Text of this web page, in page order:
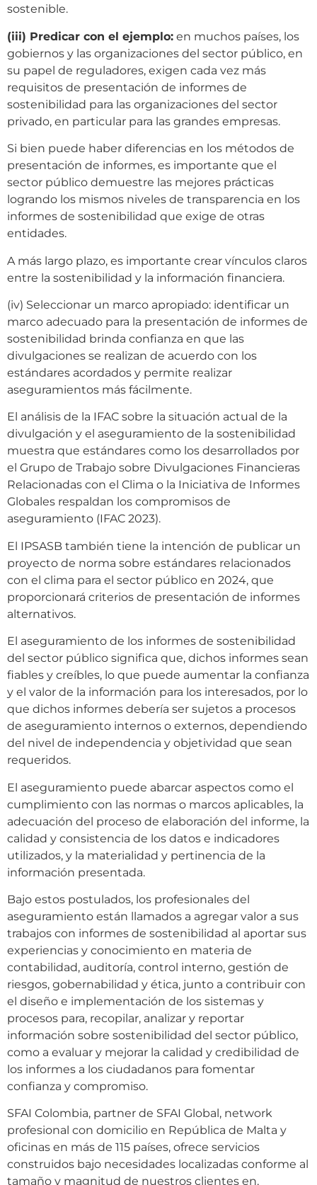
sostenible.
(iii) Predicar con el ejemplo: en muchos países, los
gobiernos y las organizaciones del sector público, en
su papel de reguladores, exigen cada vez más
requisitos de presentación de informes de
sostenibilidad para las organizaciones del sector
privado, en particular para las grandes empresas.
Si bien puede haber diferencias en los métodos de
presentación de informes, es importante que el
sector público demuestre las mejores prácticas
logrando los mismos niveles de transparencia en los
informes de sostenibilidad que exige de otras
entidades.
A más largo plazo, es importante crear vínculos claros
entre la sostenibilidad y la información financiera.
(iv) Seleccionar un marco apropiado: identificar un
marco adecuado para la presentación de informes de
sostenibilidad brinda confianza en que las
divulgaciones se realizan de acuerdo con los
estándares acordados y permite realizar
aseguramientos más fácilmente.
El análisis de la IFAC sobre la situación actual de la
divulgación y el aseguramiento de la sostenibilidad
muestra que estándares como los desarrollados por
el Grupo de Trabajo sobre Divulgaciones Financieras
Relacionadas con el Clima o la Iniciativa de Informes
Globales respaldan los compromisos de
aseguramiento (IFAC 2023).
El IPSASB también tiene la intención de publicar un
proyecto de norma sobre estándares relacionados
con el clima para el sector público en 2024, que
proporcionará criterios de presentación de informes
alternativos.
El aseguramiento de los informes de sostenibilidad
del sector público significa que, dichos informes sean
fiables y creíbles, lo que puede aumentar la confianza
y el valor de la información para los interesados, por lo
que dichos informes debería ser sujetos a procesos
de aseguramiento internos o externos, dependiendo
del nivel de independencia y objetividad que sean
requeridos.
El aseguramiento puede abarcar aspectos como el
cumplimiento con las normas o marcos aplicables, la
adecuación del proceso de elaboración del informe, la
calidad y consistencia de los datos e indicadores
utilizados, y la materialidad y pertinencia de la
información presentada.
Bajo estos postulados, los profesionales del
aseguramiento están llamados a agregar valor a sus
trabajos con informes de sostenibilidad al aportar sus
experiencias y conocimiento en materia de
contabilidad, auditoría, control interno, gestión de
riesgos, gobernabilidad y ética, junto a contribuir con
el diseño e implementación de los sistemas y
procesos para, recopilar, analizar y reportar
información sobre sostenibilidad del sector público,
como a evaluar y mejorar la calidad y credibilidad de
los informes a los ciudadanos para fomentar
confianza y compromiso.
SFAI Colombia, partner de SFAI Global, network
profesional con domicilio en República de Malta y
oficinas en más de 115 países, ofrece servicios
construidos bajo necesidades localizadas conforme al
tamaño y magnitud de nuestros clientes en,